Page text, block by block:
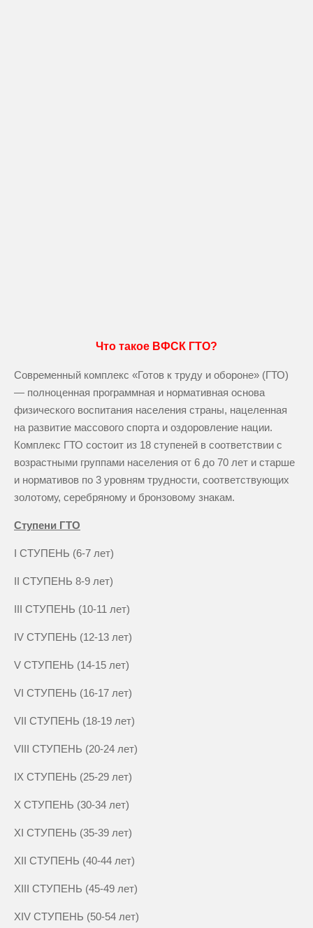
Что такое ВФСК ГТО?
Современный комплекс «Готов к труду и обороне» (ГТО)
— полноценная программная и нормативная основа
физического воспитания населения страны, нацеленная
на развитие массового спорта и оздоровление нации.
Комплекс ГТО состоит из 18 ступеней в соответствии с
возрастными группами населения от 6 до 70 лет и старше
и нормативов по 3 уровням трудности, соответствующих
золотому, серебряному и бронзовому знакам.
Ступени ГТО
I СТУПЕНЬ (6-7 лет)
II СТУПЕНЬ 8-9 лет)
III СТУПЕНЬ (10-11 лет)
IV СТУПЕНЬ (12-13 лет)
V СТУПЕНЬ (14-15 лет)
VI СТУПЕНЬ (16-17 лет)
VII СТУПЕНЬ (18-19 лет)
VIII СТУПЕНЬ (20-24 лет)
IX СТУПЕНЬ (25-29 лет)
X СТУПЕНЬ (30-34 лет)
XI СТУПЕНЬ (35-39 лет)
XII СТУПЕНЬ (40-44 лет)
XIII СТУПЕНЬ (45-49 лет)
XIV СТУПЕНЬ (50-54 лет)